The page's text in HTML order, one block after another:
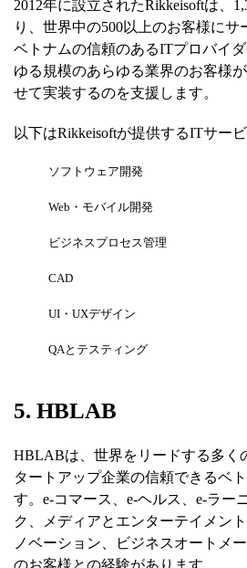
2012年に設立されたRikkeisoftは、
り、世界中の500以上のお客様にサ
ベトナムの信頼のあるITプロバイ
ゆる規模のあらゆる業界のお客様
せて実装するのを支援します。
以下はRikkeisoftが提供するITサービ
ソフトウェア開発
Web・モバイル開発
ビジネスプロセス管理
CAD
UI・UXデザイン
QAとテスティング
5. HBLAB
HBLABは、世界をリードする多く
タートアップ企業の信頼できるベ
す。e-コマース、e-ヘルス、e-ラー
ク、メディアとエンターテイメン
ノベーション、ビジネスオートメ
のお客様との経験があります。